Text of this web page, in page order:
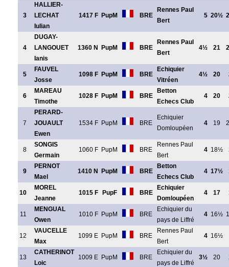
3
HALLIER-
LECHAT
Iulian
1417 F PupM BRE
Rennes Paul
Bert
5 20½
4
DUGAY-
LANGOUET
Ianis
1360 N PupM BRE
Rennes Paul
Bert
4½ 21
5
FAUVEL
Josse
1098 F PupM BRE
Echiquier
Vitréen
4½ 20
6
MAREAU
Timothe
1028 F PupM BRE
Betton
Echecs Club
4 20
7
PERARD-
JOUAULT
Ewen
1534 F PupM BRE
Echiquier
Domloupéen
4 19
8
SONGIS
Germain
1060 F PupM BRE
Rennes Paul
Bert
4 18½
9
PERNOT
Mael
1410 N PupM BRE
Betton
Echecs Club
4 17½
10
MOREL
Jeanne
1015 F PupF BRE
Echiquier
Domloupéen
4 17
11
MENGUAL
Owen
1010 F PupM BRE
Echiquier du
pays de Liffré
4 16½
12
VAUCELLE
Max
1099 E PupM BRE
Rennes Paul
Bert
4 16½
13
CATHERINOT
Loic
1009 E PupM BRE
Echiquier du
pays de Liffré
3½ 20